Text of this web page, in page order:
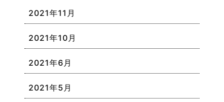
2021年11月
2021年10月
2021年6月
2021年5月